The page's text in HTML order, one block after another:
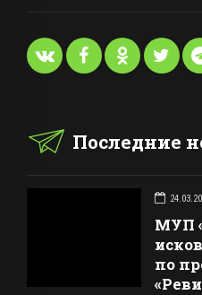
Последние
МУП
по